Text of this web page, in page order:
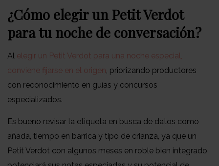
¿Cómo elegir un Petit Verdot
para tu noche de conversación?
Al elegir un Petit Verdot para una noche especial,
conviene fijarse en el origen, priorizando productores
con reconocimiento en guías y concursos
especializados.
Es bueno revisar la etiqueta en busca de datos como
añada, tiempo en barrica y tipo de crianza, ya que un
Petit Verdot con algunos meses en roble bien integrado